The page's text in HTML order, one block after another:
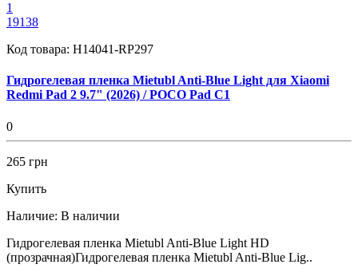
1
19138
Код товара: H14041-RP297
Гидрогелевая пленка Mietubl Anti-Blue Light для Xiaomi
Redmi Pad 2 9.7" (2026) / POCO Pad C1
0
265 грн
Купить
Наличие: В наличии
Гидрогелевая пленка Mietubl Anti-Blue Light HD
(прозрачная)Гидрогелевая пленка Mietubl Anti-Blue Lig..